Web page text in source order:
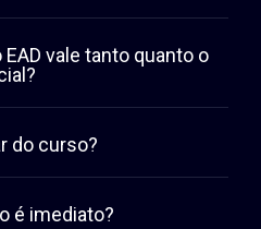
vale tanto quanto o
do curso?